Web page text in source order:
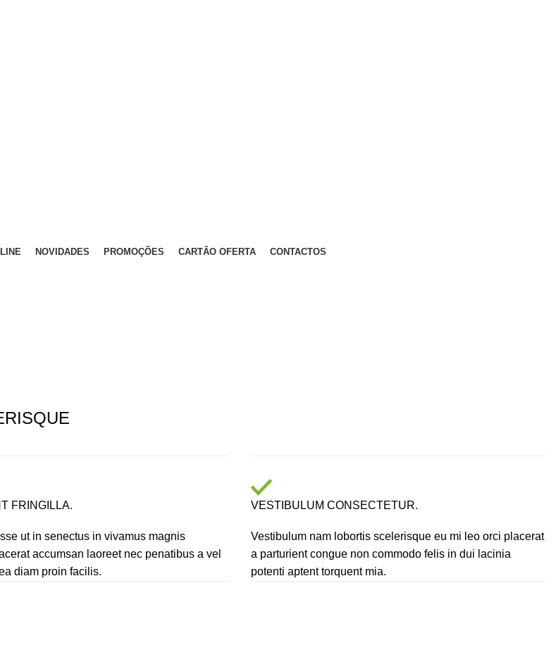
NOVIDADES PROMOÇÕES CARTÃO OFERTA CONTACTOS
FRINGILLA.
ut in senectus in vivamus magnis
accumsan laoreet nec penatibus a vel
diam proin facilis.
VESTIBULUM CONSECTETUR.
Vestibulum nam lobortis scelerisque eu mi leo orci placerat
a parturient congue non commodo felis in dui lacinia
potenti aptent torquent mia.